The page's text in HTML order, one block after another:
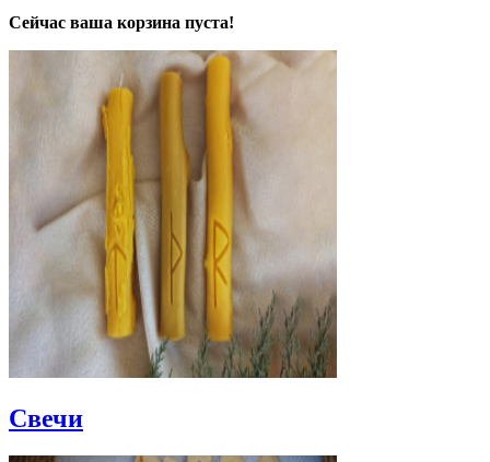
Сейчас ваша корзина пуста!
Свечи